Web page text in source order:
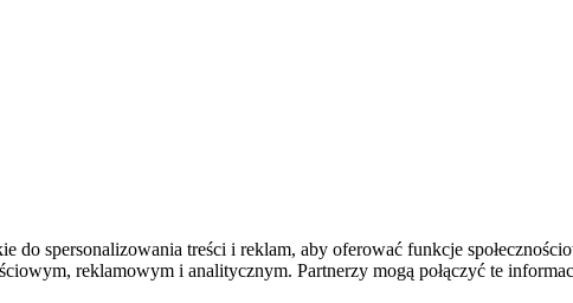
spersonalizowania treści i reklam, aby oferować funkcje
reklamowym i analitycznym. Partnerzy mogą połączyć te